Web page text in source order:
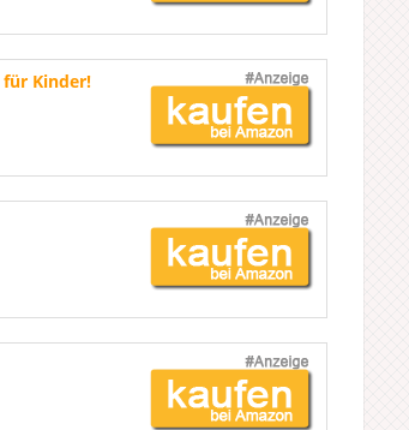
für Kinder!